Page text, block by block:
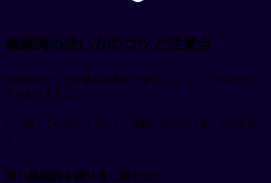
接続詞の使い方のコツと注意点
接続詞やつなぎ言葉を効果的に使うには、いくつかのポイン
トがあります⚠️
ただ知っているだけでなく、適切に使い分けることが大切で
す。
同じ接続詞を繰り返し使わない